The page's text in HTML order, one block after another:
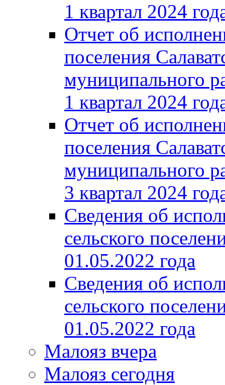
1 квартал 2024
Отчет об
поселения
муниципального
1 квартал 2024
Отчет об
поселения
муниципального
3 квартал 2024
Сведения об
сельского
01.05.2022 года
Сведения об
сельского
01.05.2022 года
Малояз вчера
Малояз сегодня